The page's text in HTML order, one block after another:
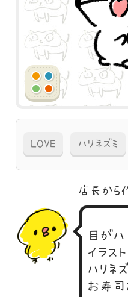
LOVE ハリネズミ
店長から
目がハ
イラスト
ハリネ
お寿司